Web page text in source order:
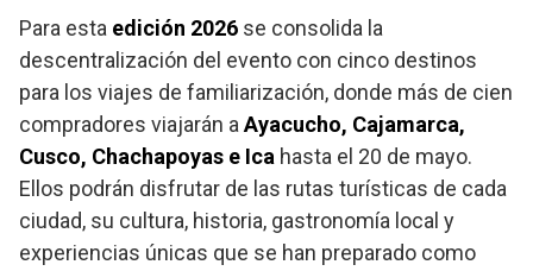
Para esta edición 2026 se consolida la
descentralización del evento con cinco destinos
para los viajes de familiarización, donde más de cien
compradores viajarán a Ayacucho, Cajamarca,
Cusco, Chachapoyas e Ica hasta el 20 de mayo.
Ellos podrán disfrutar de las rutas turísticas de cada
ciudad, su cultura, historia, gastronomía local y
experiencias únicas que se han preparado como